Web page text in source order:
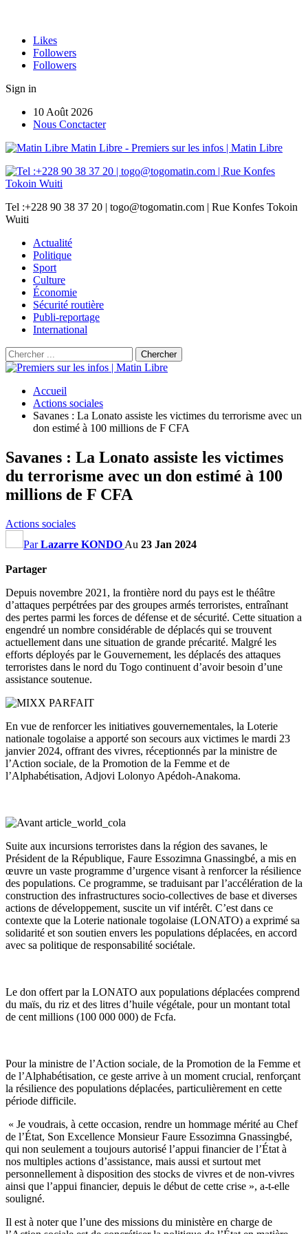
Likes
Followers
Followers
Sign in
10 Août 2026
Nous Conctacter
Matin Libre - Premiers sur les infos | Matin Libre
Tel :+228 90 38 37 20 | togo@togomatin.com | Rue Konfes Tokoin
Wuiti
Actualité
Politique
Sport
Culture
Économie
Sécurité routière
Publi-reportage
International
Accueil
Actions sociales
Savanes : La Lonato assiste les victimes du terrorisme avec un
don estimé à 100 millions de F CFA
Savanes : La Lonato assiste les victimes
du terrorisme avec un don estimé à 100
millions de F CFA
Actions sociales
ParLazarre KONDO Au 23 Jan 2024
Partager
Depuis novembre 2021, la frontière nord du pays est le théâtre
d’attaques perpétrées par des groupes armés terroristes, entraînant
des pertes parmi les forces de défense et de sécurité. Cette situation a
engendré un nombre considérable de déplacés qui se trouvent
actuellement dans une situation de grande précarité. Malgré les
efforts déployés par le Gouvernement, les déplacés des attaques
terroristes dans le nord du Togo continuent d’avoir besoin d’une
assistance soutenue.
En vue de renforcer les initiatives gouvernementales, la Loterie
nationale togolaise a apporté son secours aux victimes le mardi 23
janvier 2024, offrant des vivres, réceptionnés par la ministre de
l’Action sociale, de la Promotion de la Femme et de
l’Alphabétisation, Adjovi Lolonyo Apédoh-Anakoma.
Suite aux incursions terroristes dans la région des savanes, le
Président de la République, Faure Essozimna Gnassingbé, a mis en
œuvre un vaste programme d’urgence visant à renforcer la résilience
des populations. Ce programme, se traduisant par l’accélération de la
construction des infrastructures socio-collectives de base et diverses
actions de développement, suscite un vif intérêt. C’est dans ce
contexte que la Loterie nationale togolaise (LONATO) a exprimé sa
solidarité et son soutien envers les populations déplacées, en accord
avec sa politique de responsabilité sociétale.
Le don offert par la LONATO aux populations déplacées comprend
du maïs, du riz et des litres d’huile végétale, pour un montant total
de cent millions (100 000 000) de Fcfa.
Pour la ministre de l’Action sociale, de la Promotion de la Femme et
de l’Alphabétisation, ce geste arrive à un moment crucial, renforçant
la résilience des populations déplacées, particulièrement en cette
période difficile.
« Je voudrais, à cette occasion, rendre un hommage mérité au Chef
de l’État, Son Excellence Monsieur Faure Essozimna Gnassingbé,
qui non seulement a toujours autorisé l’appui financier de l’État à
nos multiples actions d’assistance, mais aussi et surtout met
personnellement à disposition des stocks de vivres et de non-vivres
ainsi que l’appui financier, depuis le début de cette crise », a-t-elle
souligné.
Il est à noter que l’une des missions du ministère en charge de